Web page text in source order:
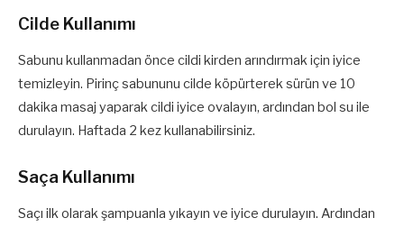
Cilde Kullanımı
Sabunu kullanmadan önce cildi kirden arındırmak için iyice
temizleyin. Pirinç sabununu cilde köpürterek sürün ve 10
dakika masaj yaparak cildi iyice ovalayın, ardından bol su ile
durulayın. Haftada 2 kez kullanabilirsiniz.
Saça Kullanımı
Saçı ilk olarak şampuanla yıkayın ve iyice durulayın. Ardından